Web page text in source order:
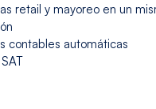
retail y mayoreo en un
contables automáticas